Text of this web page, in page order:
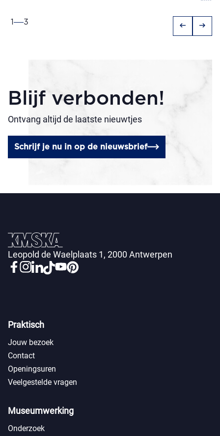
1 3 arrow_left_alt arrow_right_alt
Blijf verbonden!
Ontvang altijd de laatste nieuwtjes
Schrijf je nu in op de nieuwsbrief
Leopold de Waelplaats 1, 2000 Antwerpen
Praktisch
Jouw bezoek
Contact
Openingsuren
Veelgestelde vragen
Museumwerking
Onderzoek